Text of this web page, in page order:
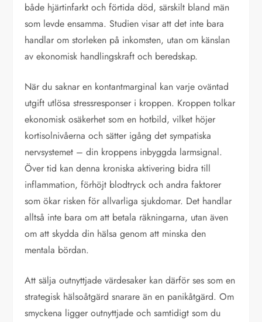
både hjärtinfarkt och förtida död, särskilt bland män
som levde ensamma. Studien visar att det inte bara
handlar om storleken på inkomsten, utan om känslan
av ekonomisk handlingskraft och beredskap.
När du saknar en kontantmarginal kan varje oväntad
utgift utlösa stressresponser i kroppen. Kroppen tolkar
ekonomisk osäkerhet som en hotbild, vilket höjer
kortisolnivåerna och sätter igång det sympatiska
nervsystemet – din kroppens inbyggda larmsignal.
Över tid kan denna kroniska aktivering bidra till
inflammation, förhöjt blodtryck och andra faktorer
som ökar risken för allvarliga sjukdomar. Det handlar
alltså inte bara om att betala räkningarna, utan även
om att skydda din hälsa genom att minska den
mentala bördan.
Att sälja outnyttjade värdesaker kan därför ses som en
strategisk hälsoåtgärd snarare än en panikåtgärd. Om
smyckena ligger outnyttjade och samtidigt som du